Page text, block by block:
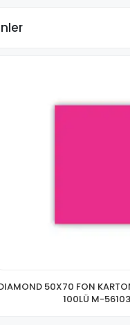
50X70 FON
100LÜ M-56103